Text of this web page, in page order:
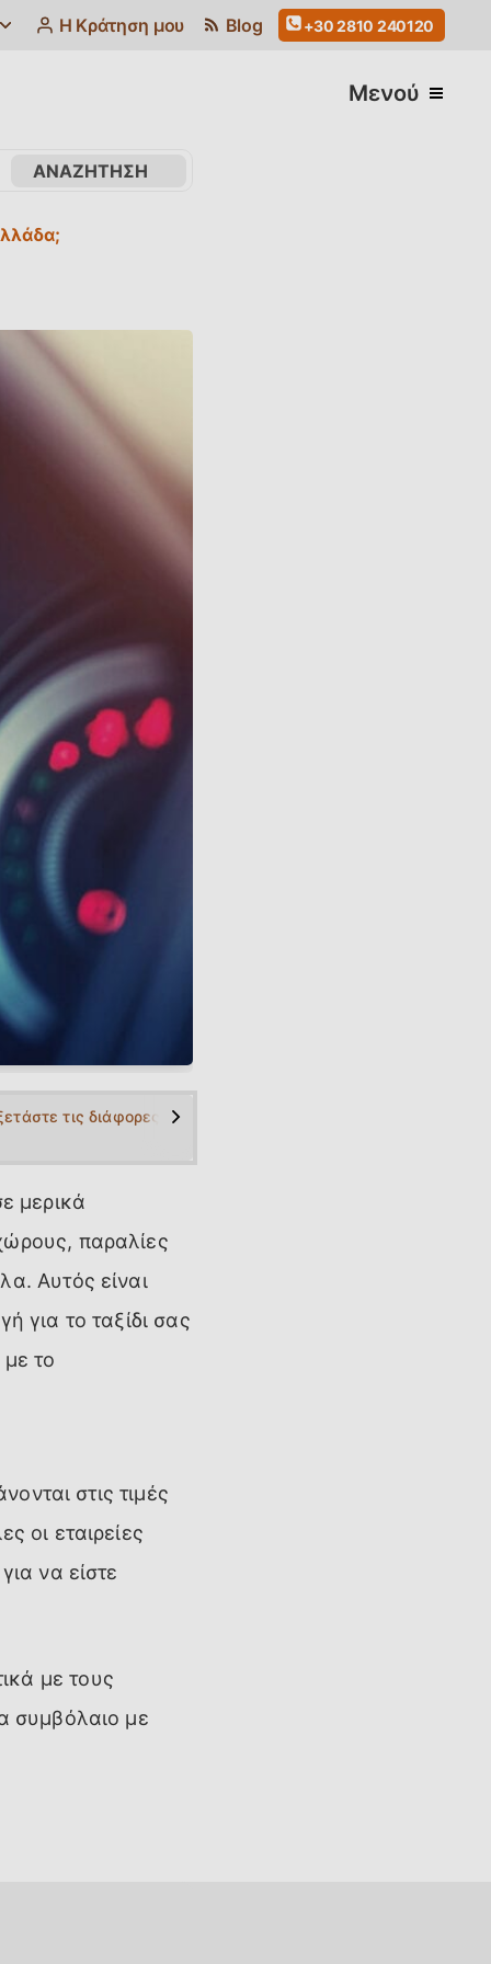
Η Κράτηση μου Blog +30 2810 240120
Μενού
υπόψη μαζί με τα χιλιόμετρα
τις διάφορες χρεώσεις κατά τη δημιουργία του
μερικά
παραλίες
Αυτός είναι
για το ταξίδι σας
το
στις τιμές
οι εταιρείες
να είστε
με τους
συμβόλαιο με